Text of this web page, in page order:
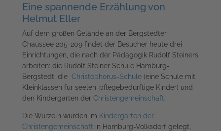
Eine spannende Erzählung von
Helmut Eller
Auf dem großen Gelände an der Bergstedter
Chaussee 205-209 findet der Besucher heute drei
Einrichtungen, die nach der Pädagogik Rudolf Steiners
arbeiten: die Rudolf Steiner Schule Hamburg-
Bergstedt, die Christophorus-Schule (eine Schule mit
Kleinklassen für seelen-pflegebedürftige Kinder) und
den Kindergarten der Christengemeinschaft
Die Wurzeln wurden im Kindergarten der
Christengemeinschaft in Hamburg-Volksdorf gelegt,